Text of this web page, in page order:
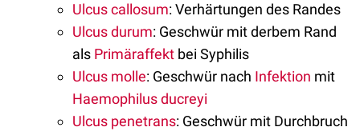
Ulcus callosum: Verhärtungen des Randes
Ulcus durum: Geschwür mit derbem Rand
als Primäraffekt bei Syphilis
Ulcus molle: Geschwür nach Infektion mit
Haemophilus ducreyi
Ulcus penetrans: Geschwür mit Durchbruch